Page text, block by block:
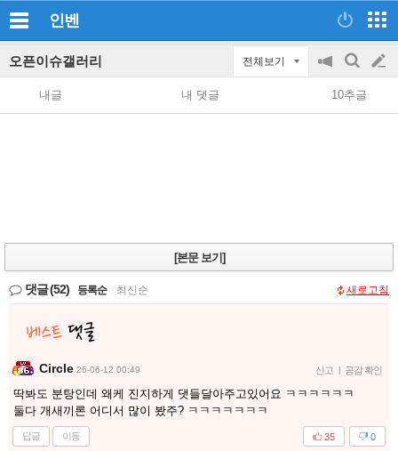
인벤
오픈이슈갤러리 전체보기
공
지
on/off
검
색
글
쓰
내글 내 댓글 10추글
[본문 보기]
댓글(52) 등록순 최신순 새로고침
Circle 26-06-12 00:49 신고 | 공감 확인
딱봐도 분탕인데 왜케 진지하게 댓들달아주고있어요 ㅋㅋㅋㅋㅋㅋ
둘다 개새끼론 어디서 많이 봤주? ㅋㅋㅋㅋㅋㅋㅋ
답글 이동 0
35